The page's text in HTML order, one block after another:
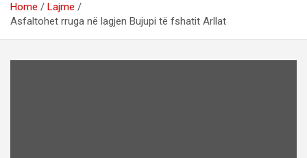
Home
Lajme
Asfaltohet rruga në lagjen Bujupi të fshatit Arllat